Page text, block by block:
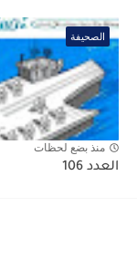
الصحيفة
منذ بضع لحظات
العدد 106